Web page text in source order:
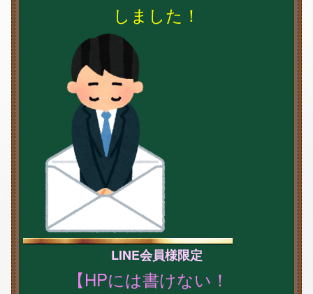
しました！
LINE会員様限定
【HPには書けない！